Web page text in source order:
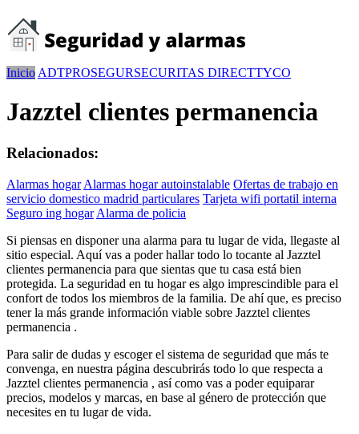
Inicio ADTPROSEGURSECURITAS DIRECTTYCO
Jazztel clientes permanencia
Relacionados:
Alarmas hogar Alarmas hogar autoinstalable Ofertas de trabajo en
servicio domestico madrid particulares Tarjeta wifi portatil interna
Seguro ing hogar Alarma de policia
Si piensas en disponer una alarma para tu lugar de vida, llegaste al
sitio especial. Aquí vas a poder hallar todo lo tocante al Jazztel
clientes permanencia para que sientas que tu casa está bien
protegida. La seguridad en tu hogar es algo imprescindible para el
confort de todos los miembros de la familia. De ahí que, es preciso
tener la más grande información viable sobre Jazztel clientes
permanencia .
Para salir de dudas y escoger el sistema de seguridad que más te
convenga, en nuestra página descubrirás todo lo que respecta a
Jazztel clientes permanencia , así como vas a poder equiparar
precios, modelos y marcas, en base al género de protección que
necesites en tu lugar de vida.